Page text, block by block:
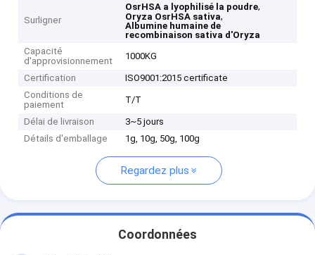
Surligner
OsrHSA a lyophilisé la poudre,
Oryza OsrHSA sativa,
Albumine humaine de
recombinaison sativa d'Oryza
Capacité
d'approvisionnement
1000KG
Certification
ISO9001:2015 certificate
Conditions de
paiement
T/T
Délai de livraison
3~5 jours
Détails d'emballage
1g, 10g, 50g, 100g
Regardez plus
Coordonnées